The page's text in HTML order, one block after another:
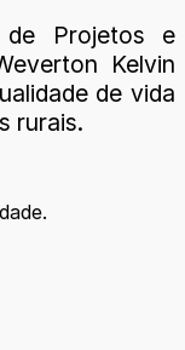
Projetos e
Kelvin
de vida
rurais.